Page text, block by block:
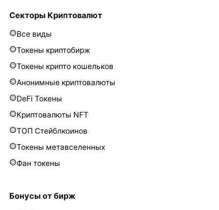
Секторы Криптовалют
Все виды
Токены криптобирж
Токены крипто кошельков
Анонимные криптовалюты
DeFi Токены
Криптовалюты NFT
ТОП Стейблкоинов
Токены метавселенных
Фан токены
Бонусы от бирж